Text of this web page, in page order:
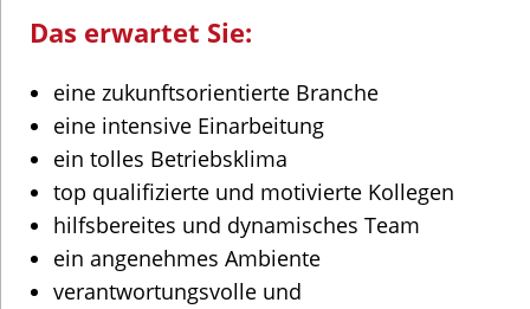
Das erwartet Sie:
eine zukunftsorientierte Branche
eine intensive Einarbeitung
ein tolles Betriebsklima
top qualifizierte und motivierte Kollegen
hilfsbereites und dynamisches Team
ein angenehmes Ambiente
verantwortungsvolle und